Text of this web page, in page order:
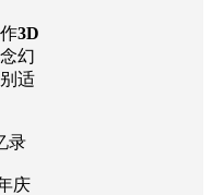
3D
幻
适
录
庆